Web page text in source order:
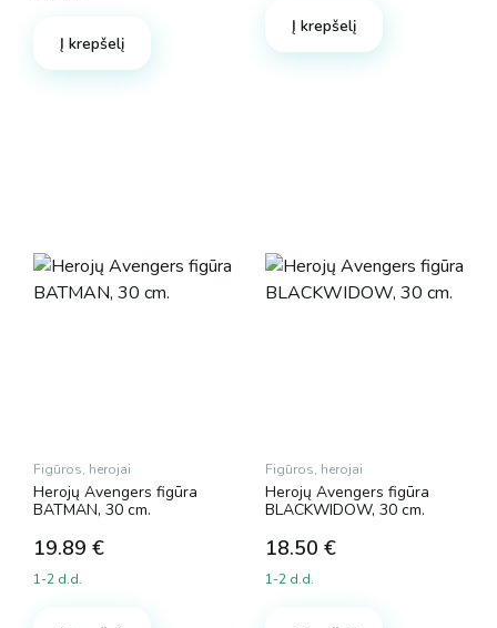
Į krepšelį
Į krepšelį
Figūros, herojai
Herojų Avengers figūra
BATMAN, 30 cm.
19.89 €
1-2 d.d.
Figūros, herojai
Herojų Avengers figūra
BLACKWIDOW, 30 cm.
18.50 €
1-2 d.d.